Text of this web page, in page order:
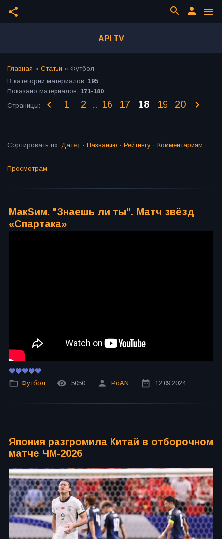
share menu
person
search
API TV
Главная » Статьи » Футбол
В категории материалов: 195
Показано материалов: 171-180
Страницы: 1 2 ... 16 17 18 19 20
Сортировать по: Дате · Названию · Рейтингу · Комментариям ·
Просмотрам
МакSим. "Знаешь ли ты". Матч звёзд
«Спартака»
Футбол 5050 PoAN 12.09.2024
Япония разгромила Китай в отборочном
матче ЧМ-2026